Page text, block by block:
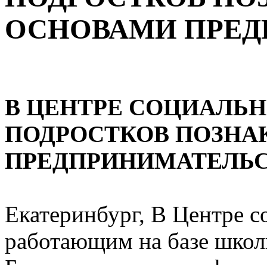
ОСНОВАМИ
В ЦЕНТРЕ
ПОДРОСТКОВ
Екатеринбург, В Центре
работающим на базе